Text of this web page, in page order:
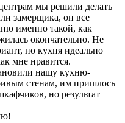
мы решили делать
замерщика, он все
именно такой, как
окончательно. Не
но кухня идеально
мне нравится.
нашу кухню-
стенам, им пришлось
но результат